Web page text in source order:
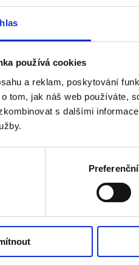
používá cookies
a reklam, poskytování
tom, jak náš web používáte,
s dalšími
Preferenční
do roku 2013 včetně
jediného akcionáře, než 3 v
k převodu